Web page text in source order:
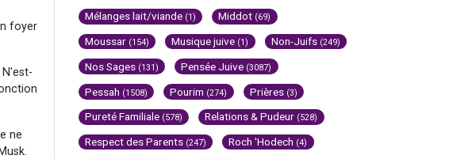
foyer
ne
Mélanges lait/viande (1) Middot (69)
Moussar (154) Musique juive (1) Non-Juifs (249)
Nos Sages (131) Pensée Juive (3087)
Pessah (1508) Pourim (274) Prières (3)
Pureté Familiale (578) Relations & Pudeur (528)
Respect des Parents (247) Roch 'Hodech (4)